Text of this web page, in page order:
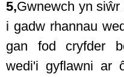
5,Gwnewch yn
i gadw rhannau
gan fod cryfder
wedi'i gyflawni ar